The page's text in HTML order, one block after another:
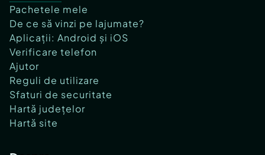
Pachetele mele
De ce să vinzi pe lajumate?
Aplicații: Android și iOS
Verificare telefon
Ajutor
Reguli de utilizare
Sfaturi de securitate
Hartă județelor
Hartă site